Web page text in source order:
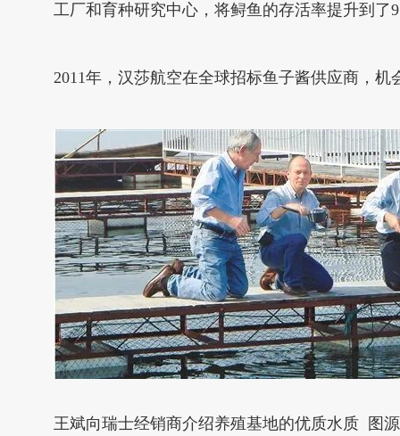
工厂和育种研究中心，将鲟鱼的存活率提升到了
2011年，汉莎航空在全球招标鱼子酱供应商，
王斌向瑞士经销商介绍养殖基地的优质水质 图